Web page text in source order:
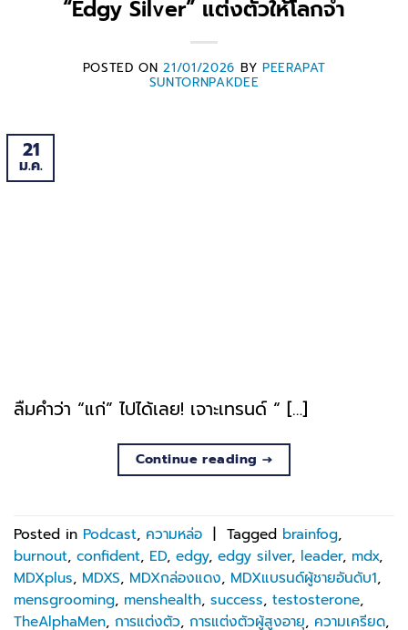
“Edgy Silver” แต่งตัวให้โลกจำ
POSTED ON21/01/2026 BY PEERAPAT
SUNTORNPAKDEE
21
ม.ค.
ลืมคำว่า “แก่” ไปได้เลย! เจาะเทรนด์ “ […]
Continue reading →
Posted in Podcast, ความหล่อ | Tagged brainfog,
burnout, confident, ED, edgy, edgy silver, leader, mdx,
MDXplus, MDXS, MDXกล่องแดง, MDXแบรนด์ผู้ชายอันดับ1,
mensgrooming, menshealth, success, testosterone,
TheAlphaMen, การแต่งตัว, การแต่งตัวผู้สูงอายุ, ความเครียด,